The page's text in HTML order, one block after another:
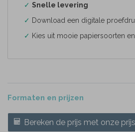
✓ Snelle levering
✓ Download een digitale
✓ Kies uit mooie papiersoorten
Formaten en prijzen
Bereken de prijs met onze